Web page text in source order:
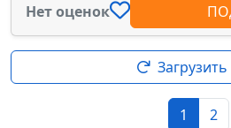
Нет оценок
1 2